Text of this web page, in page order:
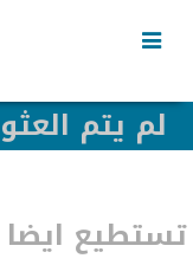
content
لم يتم
تستطيع